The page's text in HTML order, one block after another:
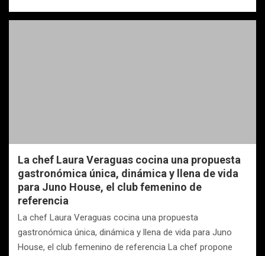
La chef Laura Veraguas cocina una propuesta
gastronómica única, dinámica y llena de vida
para Juno House, el club femenino de
referencia
La chef Laura Veraguas cocina una propuesta
gastronómica única, dinámica y llena de vida para Juno
House, el club femenino de referencia La chef propone